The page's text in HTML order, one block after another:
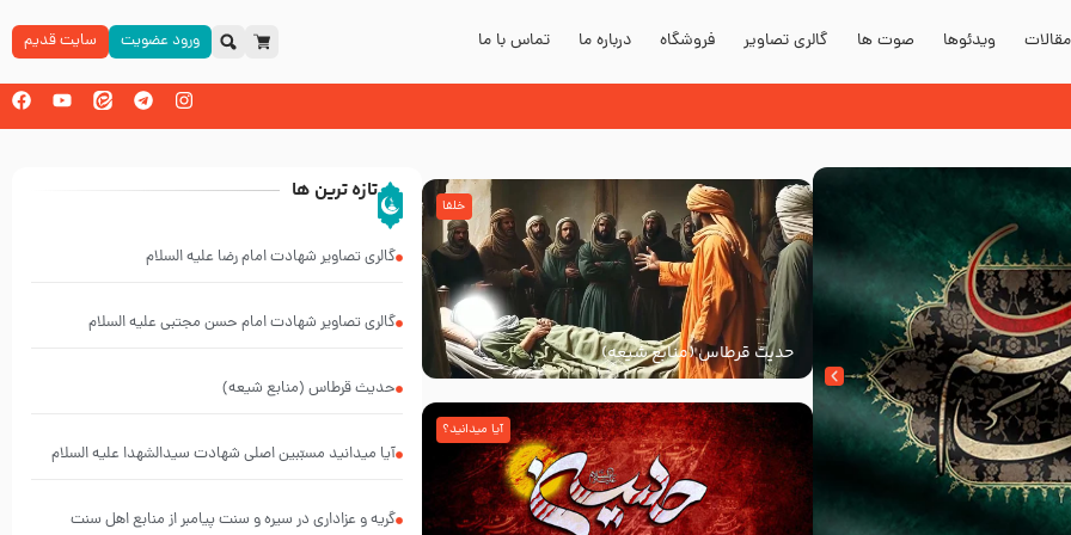
مقالات ویدئوها صوت ها گالری تصاویر فروشگاه درباره ما تماس با ما ورود عضویت سایت قدیم
حدیث قرطاس (منابع شیعه)
خلفا
آیا میدانید؟
تازه ترین ها
گالری تصاویر شهادت امام رضا علیه السلام
گالری تصاویر شهادت امام حسن مجتبی علیه السلام
حدیث قرطاس (منابع شیعه)
آیا میدانید مسبّبین اصلی شهادت سیدالشهدا علیه ‌السلام
گریه و عزاداری در سیره و سنت پیامبر از منابع اهل سنت